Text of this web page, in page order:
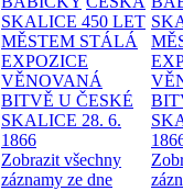
SKALICE 450 LET
MĚSTEM STÁLÁ
EXPOZICE
VĚNOVANÁ
BITVĚ U ČESKÉ
SKALICE 28. 6.
1866
Zobrazit všechny
záznamy ze dne